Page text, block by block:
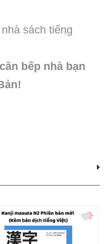
sách tiếng
bếp nhà bạn